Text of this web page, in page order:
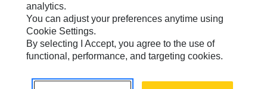
Légales
Confidentialité
Europe - Français© 2026 Caterpillar. Tous droits réservés.
analytics.
You can adjust your preferences anytime using
Cookie Settings.
By selecting I Accept, you agree to the use of
functional, performance, and targeting cookies.